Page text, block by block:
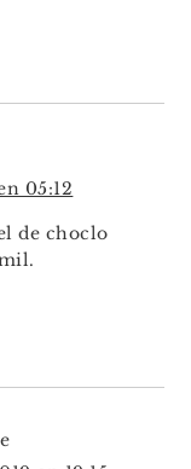
05:12
de choclo